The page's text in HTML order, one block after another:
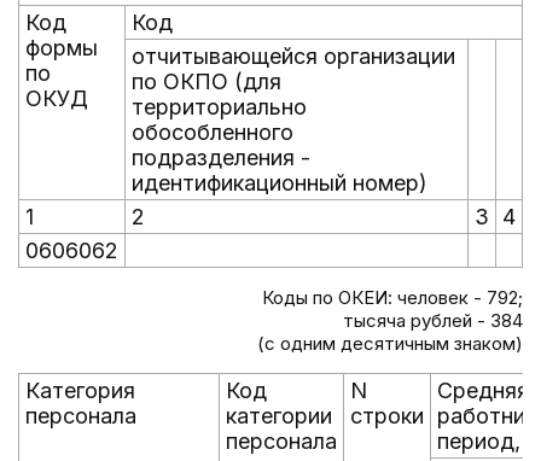
Код
формы
по
ОКУД
Код
отчитывающейся организации
по ОКПО (для
территориально
обособленного
подразделения -
идентификационный номер)
1
2 3
4
0606062
Коды по ОКЕИ: человек - 792;
тысяча рублей - 384
(с одним десятичным знаком)
Категория
персонала
Код
категории
персонала
N
строки
Средняя
период,